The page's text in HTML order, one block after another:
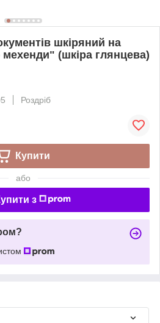
шкіряний на
(шкіра глянцева)
Роздріб
Купити
або
з